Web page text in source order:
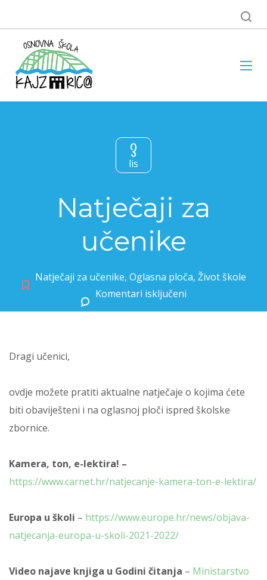
3
lis
Natječaji za
učenike
Natječaji za učenike, Oglasna ploča, Život škole
Komentari isključeni
Dragi učenici,
ovdje možete pratiti aktualne natječaje o kojima ćete
biti obaviješteni i na oglasnoj ploči ispred školske
zbornice.
Kamera, ton, e-lektira! –
https://www.carnet.hr/natjecanje-kamera-ton-e-lektira/
Europa u školi – https://www.europe.hr/news/objava-
natjecanja-europa-u-skoli-2021-2022/
Video najave knjiga u Godini čitanja – Ministarstvo